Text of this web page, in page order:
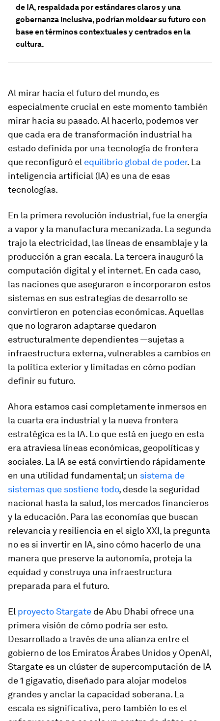
de IA, respaldada por estándares claros y una
gobernanza inclusiva, podrían moldear su futuro con
base en términos contextuales y centrados en la
cultura.
Al mirar hacia el futuro del mundo, es
especialmente crucial en este momento también
mirar hacia su pasado. Al hacerlo, podemos ver
que cada era de transformación industrial ha
estado definida por una tecnología de frontera
que reconfiguró el equilibrio global de poder. La
inteligencia artificial (IA) es una de esas
tecnologías.
En la primera revolución industrial, fue la energía
a vapor y la manufactura mecanizada. La segunda
trajo la electricidad, las líneas de ensamblaje y la
producción a gran escala. La tercera inauguró la
computación digital y el internet. En cada caso,
las naciones que aseguraron e incorporaron estos
sistemas en sus estrategias de desarrollo se
convirtieron en potencias económicas. Aquellas
que no lograron adaptarse quedaron
estructuralmente dependientes —sujetas a
infraestructura externa, vulnerables a cambios en
la política exterior y limitadas en cómo podían
definir su futuro.
Ahora estamos casi completamente inmersos en
la cuarta era industrial y la nueva frontera
estratégica es la IA. Lo que está en juego en esta
era atraviesa líneas económicas, geopolíticas y
sociales. La IA se está convirtiendo rápidamente
en una utilidad fundamental; un sistema de
sistemas que sostiene todo, desde la seguridad
nacional hasta la salud, los mercados financieros
y la educación. Para las economías que buscan
relevancia y resiliencia en el siglo XXI, la pregunta
no es si invertir en IA, sino cómo hacerlo de una
manera que preserve la autonomía, proteja la
equidad y construya una infraestructura
preparada para el futuro.
El proyecto Stargate de Abu Dhabi ofrece una
primera visión de cómo podría ser esto.
Desarrollado a través de una alianza entre el
gobierno de los Emiratos Árabes Unidos y OpenAI,
Stargate es un clúster de supercomputación de IA
de 1 gigavatio, diseñado para alojar modelos
grandes y anclar la capacidad soberana. La
escala es significativa, pero también lo es el